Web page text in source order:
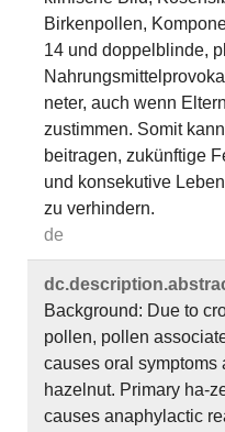
Birkenpollen,
14 und doppelblinde,
neter, auch wenn
zustimmen. Somit
beitragen, zukünftige
und konsekutive
zu verhindern.
de
Background: Due to
pollen, pollen
causes oral symptoms
hazelnut. Primary ha-
causes anaphylactic